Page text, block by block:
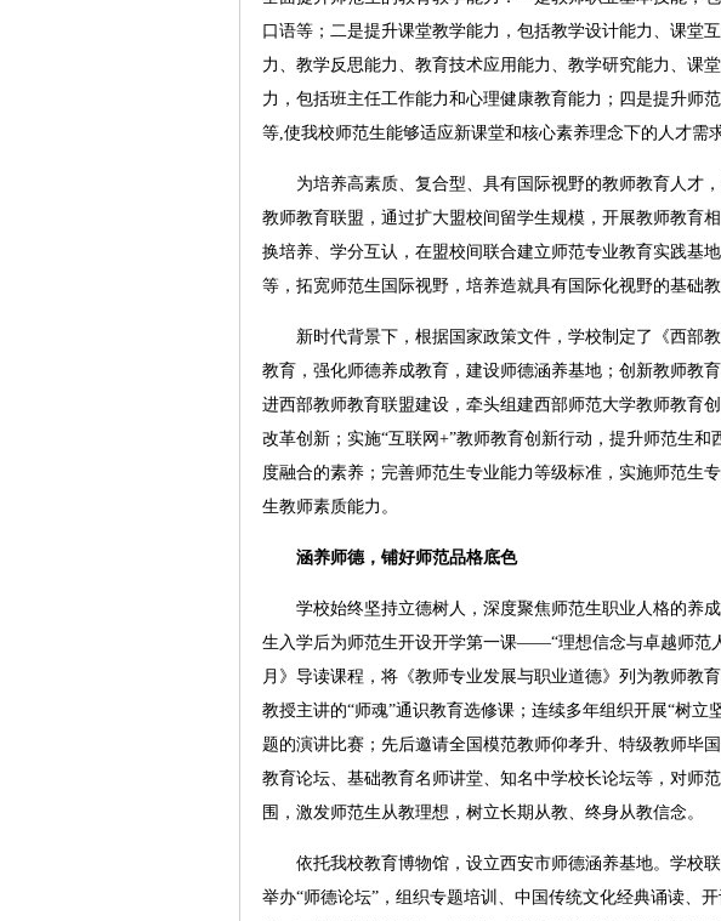
口语等；二是提升课堂教学能力，包括教学设计能力、课堂
力、教学反思能力、教育技术应用能力、教学研究能力、课
力，包括班主任工作能力和心理健康教育能力；四是提升师
等,使我校师范生能够适应新课堂和核心素养理念下的人才需求
为培养高素质、复合型、具有国际视野的教师教育人才，
教师教育联盟，通过扩大盟校间留学生规模，开展教师教育
换培养、学分互认，在盟校间联合建立师范专业教育实践基
等，拓宽师范生国际视野，培养造就具有国际化视野的基础教
新时代背景下，根据国家政策文件，学校制定了《西部教
教育，强化师德养成教育，建设师德涵养基地；创新教师教
进西部教师教育联盟建设，牵头组建西部师范大学教师教育
改革创新；实施“互联网+”教师教育创新行动，提升师范生
度融合的素养；完善师范生专业能力等级标准，实施师范生
生教师素质能力。
涵养师德，铺好师范品格底色
学校始终坚持立德树人，深度聚焦师范生职业人格的养成
生入学后为师范生开设开学第一课——“理想信念与卓越师
月》导读课程，将《教师专业发展与职业道德》列为教师教
教授主讲的“师魂”通识教育选修课；连续多年组织开展“树立
题的演讲比赛；先后邀请全国模范教师仰孝升、特级教师毕
教育论坛、基础教育名师讲堂、知名中学校长论坛等，对师
围，激发师范生从教理想，树立长期从教、终身从教信念。
依托我校教育博物馆，设立西安市师德涵养基地。学校联
举办“师德论坛”，组织专题培训、中国传统文化经典诵读、